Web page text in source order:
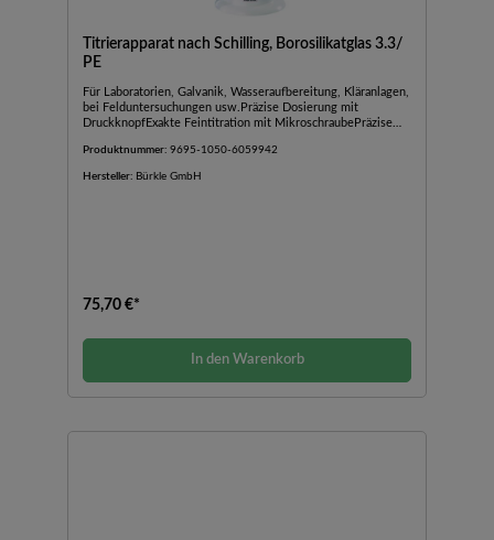
Titrierapparat nach Schilling, Borosilikatglas 3.3/
PE
Für Laboratorien, Galvanik, Wasseraufbereitung, Kläranlagen,
bei Felduntersuchungen usw.Präzise Dosierung mit
DruckknopfExakte Feintitration mit MikroschraubePräzise
SchellbachstreifenChemikalienbeständigWeitere
Produktnummer: 9695-1050-6059942
Hersteller: Bürkle GmbH
75,70 €*
In den Warenkorb